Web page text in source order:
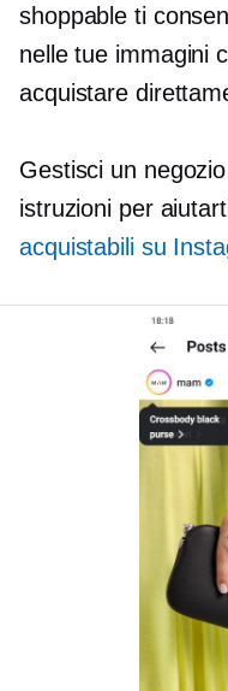
shoppable ti
nelle tue immagini
acquistare
Gestisci un
istruzioni per
acquistabili su